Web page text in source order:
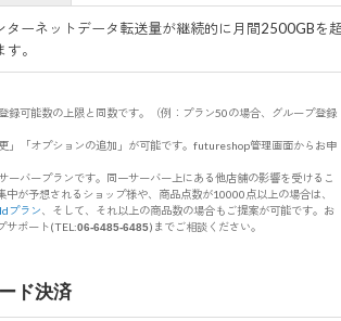
ーネットデータ転送量が継続的に月間2500GBを
。
録可能数の上限と同数です。（例：プラン50の場合、グループ登録
」「オプションの追加」が可能です。futureshop管理画面からお申
ーバープランです。同一サーバー上にある他店舗の影響を受けるこ
中が予想されるショップ様や、商品点数が10000点以上の場合は、
プラン、そして、それ以上の商品数の場合もご提案が可能です。お
サポート(TEL:06-6485-6485)までご相談ください。
ド決済